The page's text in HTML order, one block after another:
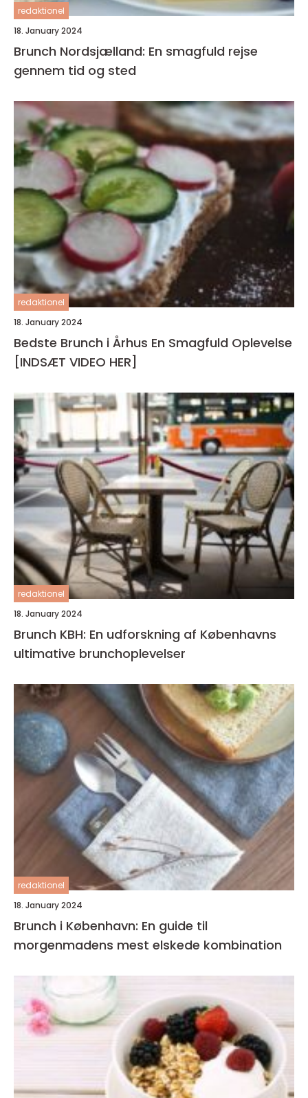
redaktionel
18. January 2024
Brunch Nordsjælland: En smagfuld rejse
gennem tid og sted
redaktionel
18. January 2024
Bedste Brunch i Århus En Smagfuld Oplevelse
[INDSÆT VIDEO HER]
redaktionel
18. January 2024
Brunch KBH: En udforskning af Københavns
ultimative brunchoplevelser
redaktionel
18. January 2024
Brunch i København: En guide til
morgenmadens mest elskede kombination